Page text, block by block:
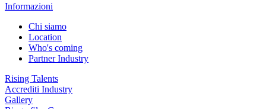
Informazioni
Chi siamo
Location
Who's coming
Partner Industry
Rising Talents
Accrediti Industry
Gallery